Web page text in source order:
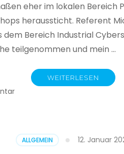
eher im lokalen Bereich
heraussticht. Referent
dem Bereich Industrial
teilgenommen und mein …
WEITERLESEN
zu
der
Produktion
ALLGEMEIN 12. Januar